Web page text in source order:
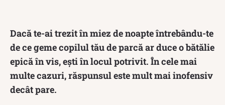
Dacă te-ai trezit în miez de noapte întrebându-te
de ce geme copilul tău de parcă ar duce o bătălie
epică în vis, ești în locul potrivit. În cele mai
multe cazuri, răspunsul este mult mai inofensiv
decât pare.